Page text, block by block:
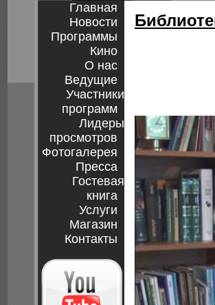
Главная
Новости
Программы
Кино
О нас
Ведущие
Участники
программ
Лидеры
просмотров
Фотогалерея
Пресса
Гостевая
книга
Услуги
Магазин
Контакты